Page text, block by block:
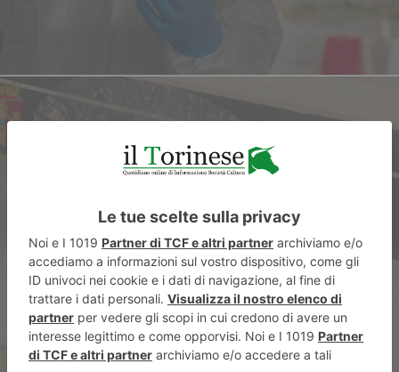
Sessantenne con la cocaina in
auto dopo un controllo